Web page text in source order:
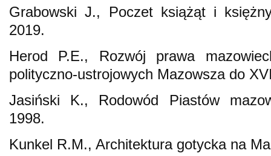
Grabowski J., Poczet książąt i
2019.
Herod P.E., Rozwój prawa
polityczno-ustrojowych Mazowsza do
Jasiński K., Rodowód Piastów
1998.
Kunkel R.M., Architektura gotycka na